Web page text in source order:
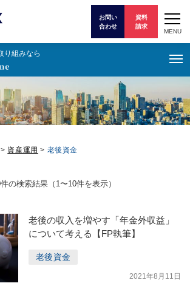
お問い
合わせ
資料
請求
MENU
り組みなら
> 資産運用 > 老後資金
の検索結果（1〜10件を表⽰）
老後の収入を増やす「年金外収益」
について考える【FP執筆】
老後資金
2021年8月11日